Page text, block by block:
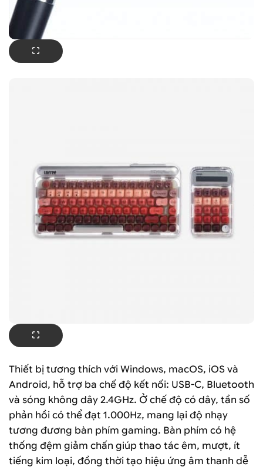
Thiết bị tương thích với Windows, macOS, iOS và
Android, hỗ trợ ba chế độ kết nối: USB-C, Bluetooth
và sóng không dây 2.4GHz. Ở chế độ có dây, tần số
phản hồi có thể đạt 1.000Hz, mang lại độ nhạy
tương đương bàn phím gaming. Bàn phím có hệ
thống đệm giảm chấn giúp thao tác êm, mượt, ít
tiếng kim loại, đồng thời tạo hiệu ứng âm thanh dễ